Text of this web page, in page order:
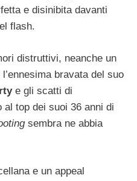
e disinibita davanti
flash.
distruttivi, neanche un
bravata del suo
e gli scatti di
al top dei suoi 36 anni di
sembra ne abbia
e un appeal